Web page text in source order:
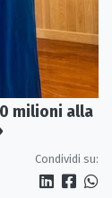
milioni alla
Condividi su: